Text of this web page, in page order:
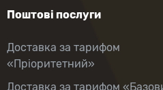
Поштові послуги
Доставка за тарифом
«Пріоритетний»
Доставка за тарифом